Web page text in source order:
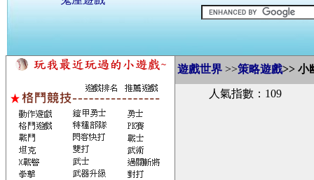
遊戲世界 >>策略遊戲>> 小
人氣指數：109